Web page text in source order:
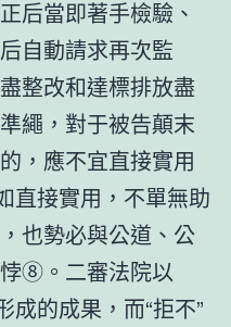
后當即著手檢驗、
自動請求再次監
整改和達標排放盡
繩，對于被告顛末
，應不宜直接實用
直接實用，不單無助
也勢必與公道、公
⑧。二審法院以
成的成果，而“拒不”